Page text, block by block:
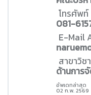
โทรศัพท์
081-
E-Mail
สาขาวิช
ด้านการ
อัพเดทล่าสุด
02 ก.พ. 2569